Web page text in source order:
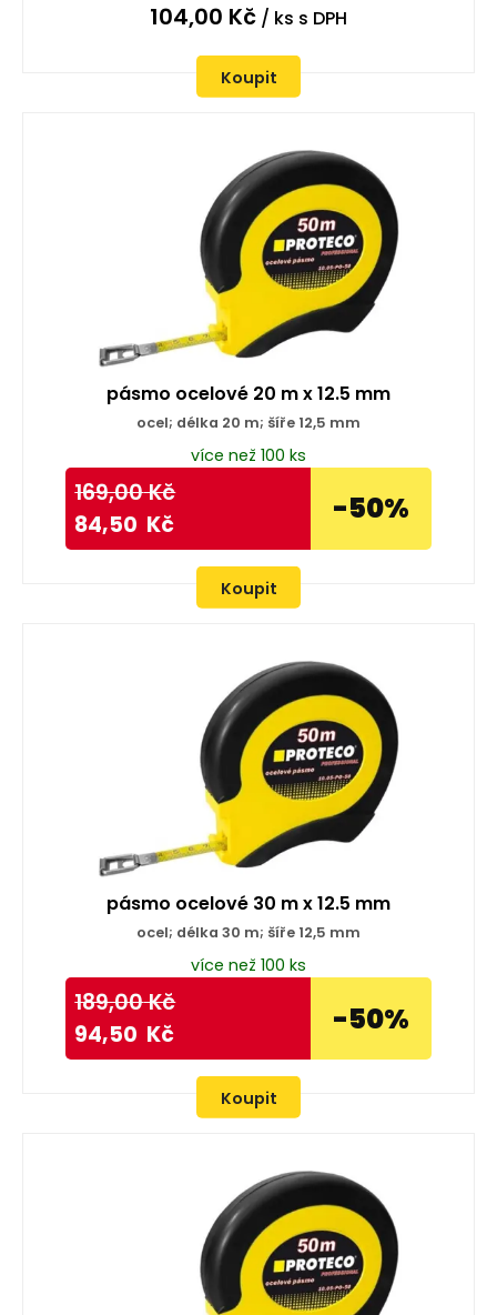
104,00 Kč / ks s DPH
Koupit
pásmo ocelové 20 m x 12.5 mm
ocel; délka 20 m; šíře 12,5 mm
více než 100 ks
169,00Kč
84,50 Kč -50%
Koupit
pásmo ocelové 30 m x 12.5 mm
ocel; délka 30 m; šíře 12,5 mm
více než 100 ks
189,00Kč
94,50 Kč -50%
Koupit